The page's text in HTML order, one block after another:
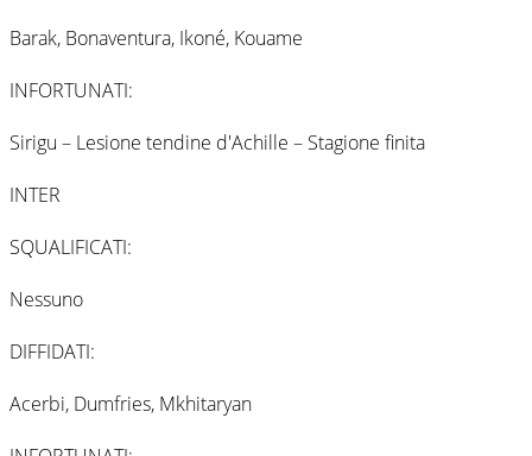
Barak, Bonaventura, Ikoné, Kouame
INFORTUNATI:
Sirigu – Lesione tendine d'Achille – Stagione finita
INTER
SQUALIFICATI:
Nessuno
DIFFIDATI:
Acerbi, Dumfries, Mkhitaryan